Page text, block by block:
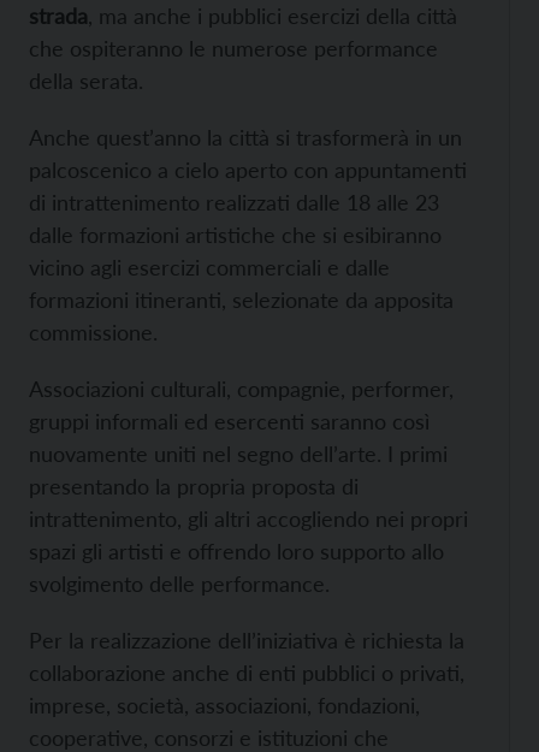
strada , ma anche i pubblici esercizi della città
che ospiteranno le numerose performance
della serata.
Anche quest’anno la città si trasformerà in un
palcoscenico a cielo aperto con appuntamenti
di intrattenimento realizzati dalle 18 alle 23
dalle formazioni artistiche che si esibiranno
vicino agli esercizi commerciali e dalle
formazioni itineranti, selezionate da apposita
commissione.
Associazioni culturali, compagnie, performer,
gruppi informali ed esercenti saranno così
nuovamente uniti nel segno dell’arte. I primi
presentando la propria proposta di
intrattenimento, gli altri accogliendo nei propri
spazi gli artisti e offrendo loro supporto allo
svolgimento delle performance.
Per la realizzazione dell’iniziativa è richiesta la
collaborazione anche di enti pubblici o privati,
imprese, società, associazioni, fondazioni,
cooperative, consorzi e istituzioni che